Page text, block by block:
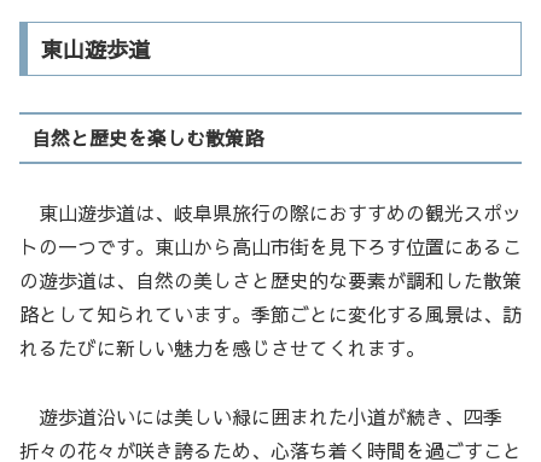
東山遊歩道
自然と歴史を楽しむ散策路
東山遊歩道は、岐阜県旅行の際におすすめの観光スポッ
トの一つです。東山から高山市街を見下ろす位置にあるこ
の遊歩道は、自然の美しさと歴史的な要素が調和した散策
路として知られています。季節ごとに変化する風景は、訪
れるたびに新しい魅力を感じさせてくれます。
遊歩道沿いには美しい緑に囲まれた小道が続き、四季
折々の花々が咲き誇るため、心落ち着く時間を過ごすこと